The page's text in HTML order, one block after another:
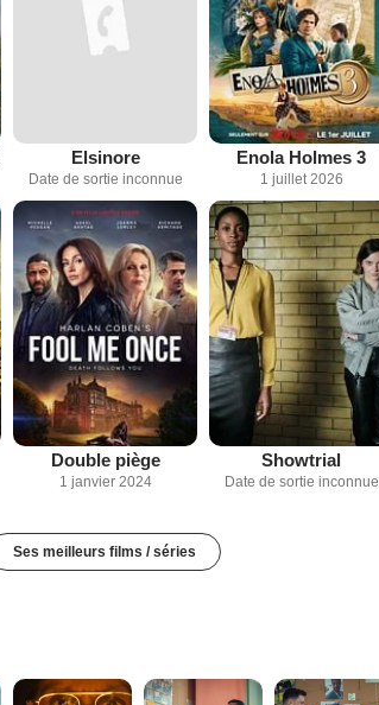
Elsinore
Date de sortie inconnue
Enola Holmes 3
1 juillet 2026
Double piège
1 janvier 2024
Showtrial
Date de sortie inconnue
Ses meilleurs films / séries